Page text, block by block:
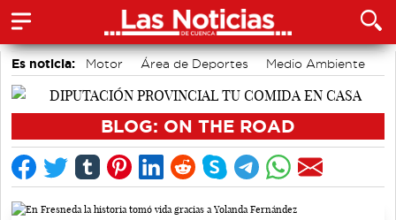
Es noticia: Motor Área de Deportes
Medio Ambiente
Actividades culturales en Cuenca
BLOG: ON THE ROAD